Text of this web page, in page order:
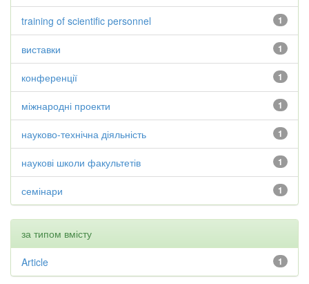
1
training of scientific personnel
1
виставки
1
конференції
1
міжнародні проекти
1
науково-технічна діяльність
1
наукові школи факультетів
1
семінари
за типом вмісту
1
Article